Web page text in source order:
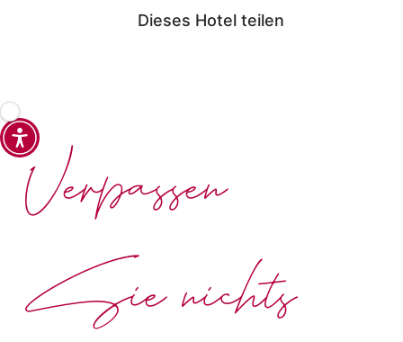
Dieses Hotel teilen
Verpassen
Sie nichts